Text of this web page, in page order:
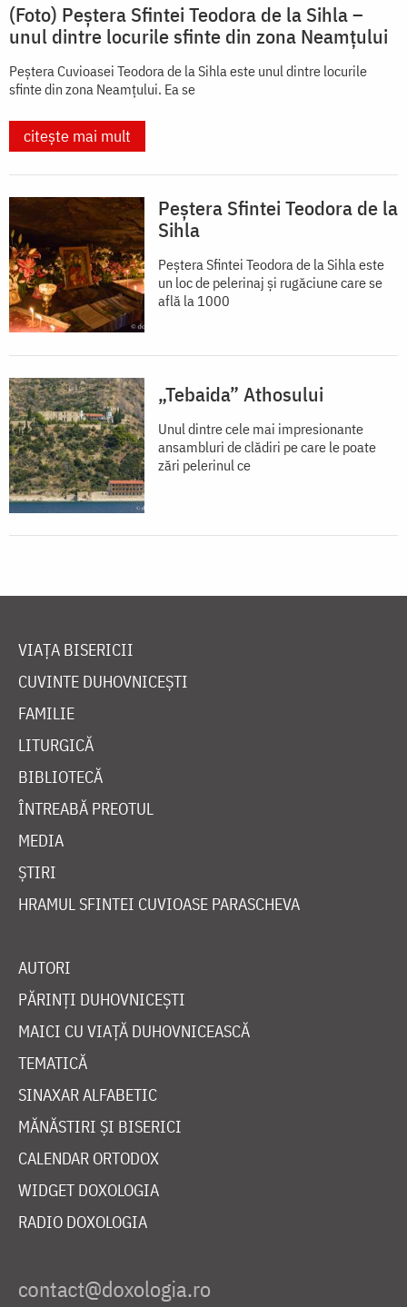
(Foto) Peștera Sfintei Teodora de la Sihla –
unul dintre locurile sfinte din zona Neamțului
Peștera Cuvioasei Teodora de la Sihla este unul dintre locurile
sfinte din zona Neamțului. Ea se
citește mai mult
Peștera Sfintei Teodora de la
Sihla
Peștera Sfintei Teodora de la Sihla este
un loc de pelerinaj și rugăciune care se
află la 1000
„Tebaida” Athosului
Unul dintre cele mai impresionante
ansambluri de clădiri pe care le poate
zări pelerinul ce
VIAȚA BISERICII
CUVINTE DUHOVNICEȘTI
FAMILIE
LITURGICĂ
BIBLIOTECĂ
ÎNTREABĂ PREOTUL
MEDIA
ȘTIRI
HRAMUL SFINTEI CUVIOASE PARASCHEVA
AUTORI
PĂRINȚI DUHOVNICEȘTI
MAICI CU VIAȚĂ DUHOVNICEASCĂ
TEMATICĂ
SINAXAR ALFABETIC
MĂNĂSTIRI ȘI BISERICI
CALENDAR ORTODOX
WIDGET DOXOLOGIA
RADIO DOXOLOGIA